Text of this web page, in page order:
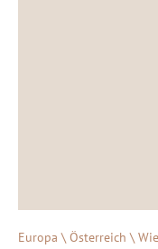
Europa \ Österreich \